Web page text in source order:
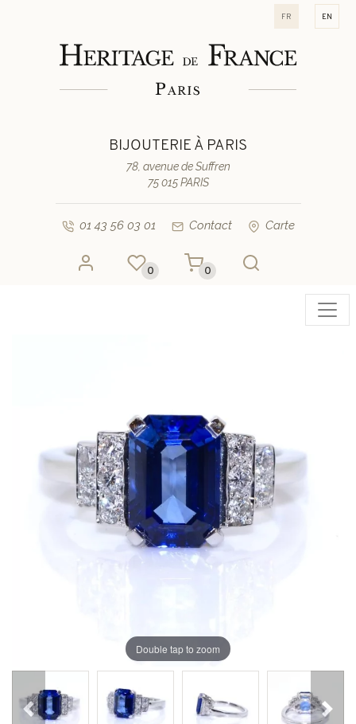
fr en
BIJOUTERIE À PARIS
78, avenue de Suffren
75 015 PARIS
01 43 56 03 01 Contact Carte
0 0
Double tap to zoom
Précédent